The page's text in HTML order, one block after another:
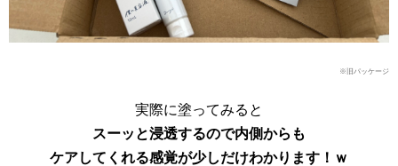
※旧パッケージ
実際に塗ってみると
スーッと浸透するので内側からも
ケアしてくれる感覚が少しだけわかります！ｗ